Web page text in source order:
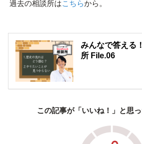
過去の相談所はこちらから。
みんなで答える
所 File.06
この記事が「いいね！」と思